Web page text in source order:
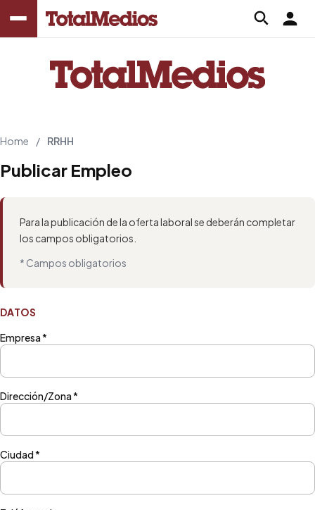
Home / RRHH
Publicar Empleo
Para la publicación de la oferta laboral se deberán completar
los campos obligatorios.
* Campos obligatorios
DATOS
Empresa *
Dirección/Zona *
Ciudad *